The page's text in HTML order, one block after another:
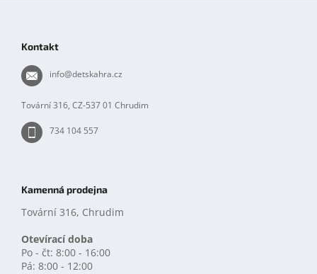
Kontakt
info@detskahra.cz
Tovární 316, CZ-537 01 Chrudim
734 104 557
Kamenná prodejna
Tovární 316, Chrudim
Otevírací doba
Po - čt: 8:00 - 16:00
Pá: 8:00 - 12:00